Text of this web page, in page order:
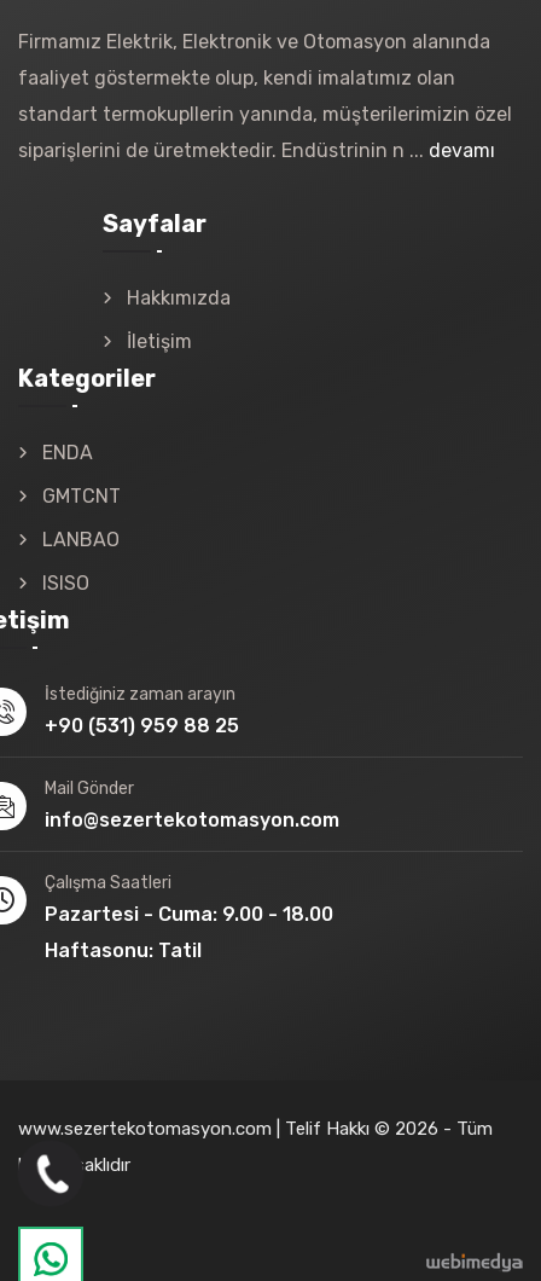
Firmamız Elektrik, Elektronik ve Otomasyon alanında
faaliyet göstermekte olup, kendi imalatımız olan
standart termokupllerin yanında, müşterilerimizin özel
siparişlerini de üretmektedir. Endüstrinin n ... devamı
Sayfalar
Hakkımızda
İletişim
Kategoriler
ENDA
GMTCNT
LANBAO
ISISO
İstediğiniz zaman arayın
+90 (531) 959 88 25
Mail Gönder
info@sezertekotomasyon.com
Çalışma Saatleri
Pazartesi - Cuma: 9.00 - 18.00
Haftasonu: Tatil
www.sezertekotomasyon.com | Telif Hakkı © 2026 - Tüm
hakları saklıdır